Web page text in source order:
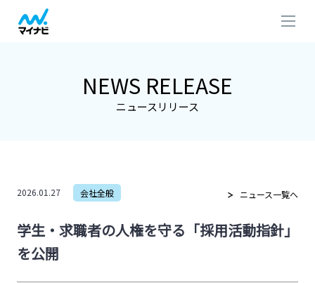
NEWS RELEASE
ニュースリリース
2026.01.27 会社全般 ニュース一覧へ
学生・求職者の人権を守る「採用活動指針」
を公開